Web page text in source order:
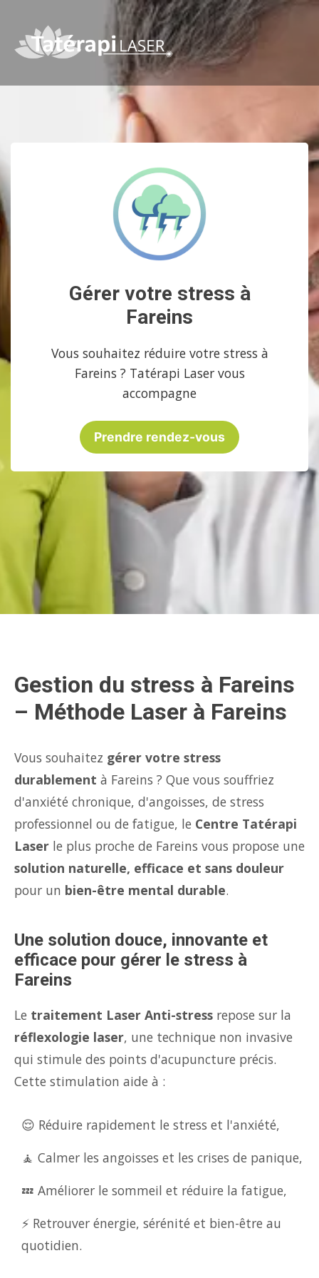
Gérer votre stress à
Fareins
Vous souhaitez réduire votre stress à
Fareins ? Tatérapi Laser vous
accompagne
Prendre rendez-vous
Gestion du stress à Fareins
– Méthode Laser à Fareins
Vous souhaitez gérer votre stress
durablement à Fareins ? Que vous souffriez
d'anxiété chronique, d'angoisses, de stress
professionnel ou de fatigue, le Centre Tatérapi
Laser le plus proche de Fareins vous propose une
solution naturelle, efficace et sans douleur
pour un bien-être mental durable.
Une solution douce, innovante et
efficace pour gérer le stress à
Fareins
Le traitement Laser Anti-stress repose sur la
réflexologie laser, une technique non invasive
qui stimule des points d'acupuncture précis.
Cette stimulation aide à :
😌 Réduire rapidement le stress et l'anxiété,
🧘 Calmer les angoisses et les crises de panique,
💤 Améliorer le sommeil et réduire la fatigue,
⚡ Retrouver énergie, sérénité et bien-être au
quotidien.